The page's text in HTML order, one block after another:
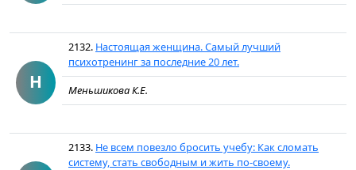
Н
2132. Настоящая женщина. Самый лучший
психотренинг за последние 20 лет.
Меньшикова К.Е.
2133. Не всем повезло бросить учебу: Как сломать
систему, стать свободным и жить по-своему.